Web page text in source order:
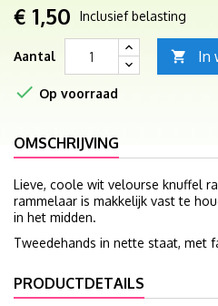
€ 1,50 Inclusief belasting
Aantal  In
 Op voorraad
OMSCHRIJVING
Lieve, coole wit velourse knuffel
rammelaar is makkelijk vast te
in het midden.
Tweedehands in nette staat, met
PRODUCTDETAILS